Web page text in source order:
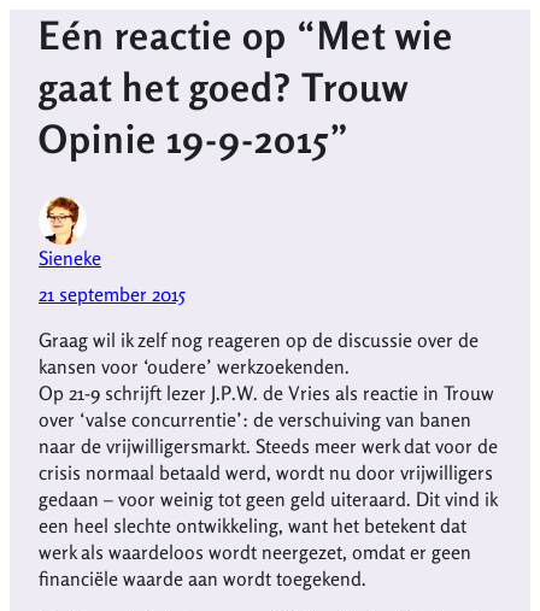
Eén reactie op “Met wie
gaat het goed? Trouw
Opinie 19-9-2015”
Sieneke
21 september 2015
Graag wil ik zelf nog reageren op de discussie over de
kansen voor ‘oudere’ werkzoekenden.
Op 21-9 schrijft lezer J.P.W. de Vries als reactie in Trouw
over ‘valse concurrentie’: de verschuiving van banen
naar de vrijwilligersmarkt. Steeds meer werk dat voor de
crisis normaal betaald werd, wordt nu door vrijwilligers
gedaan – voor weinig tot geen geld uiteraard. Dit vind ik
een heel slechte ontwikkeling, want het betekent dat
werk als waardeloos wordt neergezet, omdat er geen
financiële waarde aan wordt toegekend.